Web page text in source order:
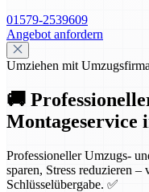
01579-2539609
Angebot anfordern
Umziehen mit
🚚
Montageservice
Professioneller Umzugs-
sparen, Stress reduzieren
Schlüsselübergabe. ✅